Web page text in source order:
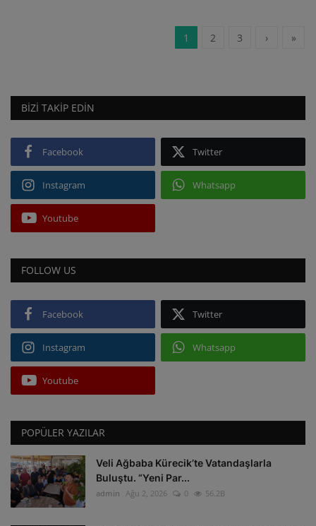
1 2 3 › »
BIZI TAKIP EDIN
Facebook Twitter
Instagram Whatsapp
Youtube
FOLLOW US
Facebook Twitter
Instagram Whatsapp
Youtube
POPÜLER YAZILAR
Veli Ağbaba Kürecik’te Vatandaşlarla
Buluştu. “Yeni Par...
admin Ağu 2, 2026 0 56.2B